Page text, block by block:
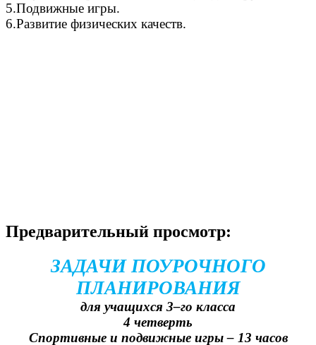
5.Подвижные игры.
6.Развитие физических качеств.
Предварительный просмотр:
ЗАДАЧИ ПОУРОЧНОГО
ПЛАНИРОВАНИЯ
для учащихся 3–го класса
4 четверть
Спортивные и подвижные игры – 13 часов